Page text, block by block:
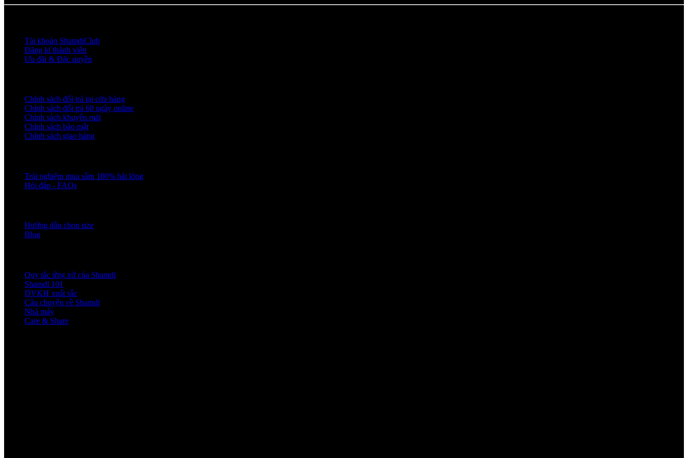
Tài khoản ShamdiClub
Đăng kí thành viên
Ưu đãi & Đặc quyền
Chính sách đổi trả tại cửa hàng
Chính sách đổi trả 60 ngày online
Chính sách khuyến mãi
Chính sách bảo mật
Chính sách giao hàng
Trải nghiệm mua sắm 100% hài lòng
Hỏi đáp - FAQs
Hướng dẫn chọn size
Blog
Quy tắc ứng xử của Shamdi
Shamdi 101
DVKH xuất sắc
Câu chuyện về Shamdi
Nhà máy
Care & Share